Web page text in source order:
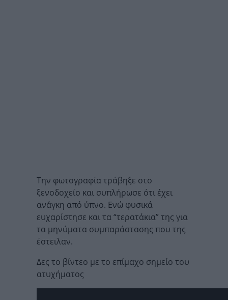
Την φωτογραφία τράβηξε στο
ξενοδοχείο και συπλήρωσε ότι έχει
ανάγκη από ύπνο. Ενώ φυσικά
ευχαρίστησε και τα “τερατάκια” της για
τα μηνύματα συμπαράστασης που της
έστειλαν.
Δες το βίντεο με το επίμαχο σημείο του
ατυχήματος